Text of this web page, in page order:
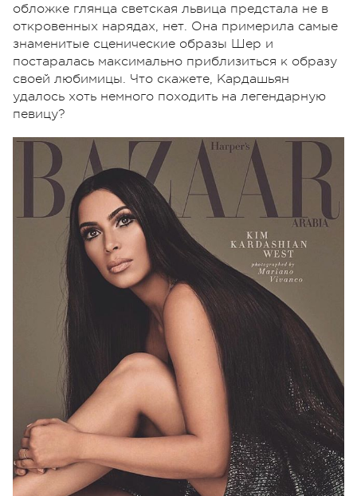
обложке глянца светская львица предстала не в
откровенных нарядах, нет. Она примерила самые
знаменитые сценические образы Шер и
постаралась максимально приблизиться к образу
своей любимицы. Что скажете, Кардашьян
удалось хоть немного походить на легендарную
певицу?